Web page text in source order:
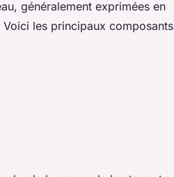
généralement exprimées en
les principaux composants